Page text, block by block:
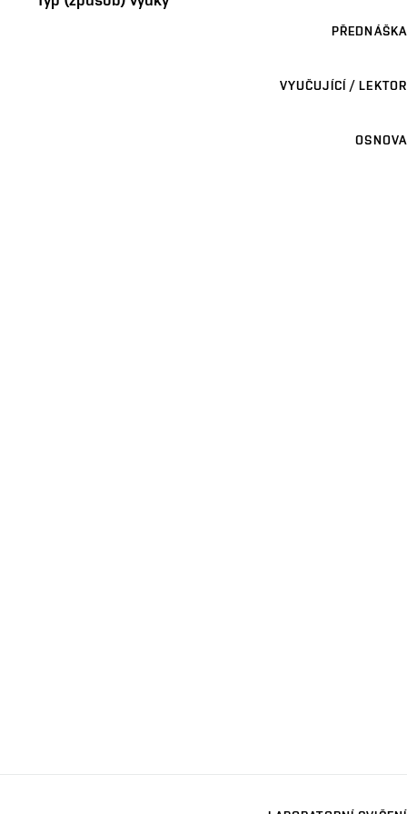
PŘEDNÁŠKA
VYUČUJÍCÍ / LEKTOR
OSNOVA